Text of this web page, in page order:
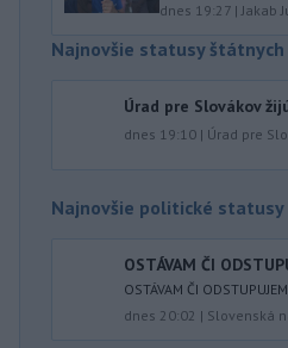
dnes 19:27 |Jakab
Najnovšie statusy
Úrad pre Slovákov
dnes 19:10 | Úrad pre
Najnovšie politické statusy
OSTÁVAM ČI
OSTÁVAM ČI
dnes 20:02 | Slovenská